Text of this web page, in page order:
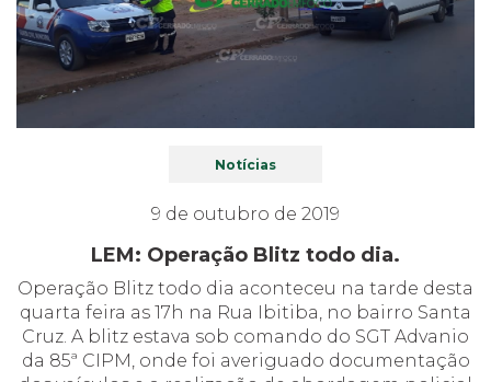
Notícias
9 de outubro de 2019
LEM: Operação Blitz todo dia.
Operação Blitz todo dia aconteceu na tarde desta
quarta feira as 17h na Rua Ibitiba, no bairro Santa
Cruz. A blitz estava sob comando do SGT Advanio
da 85ª CIPM, onde foi averiguado documentação